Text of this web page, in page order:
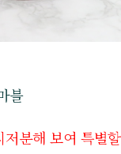
블
분해 보여 특별할